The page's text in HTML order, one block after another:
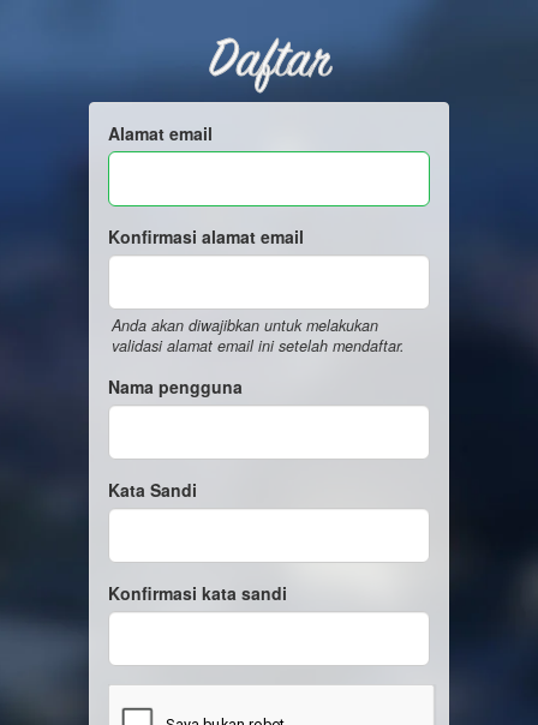
Daftar
Alamat email
Konfirmasi alamat email
Anda akan diwajibkan untuk melakukan
validasi alamat email ini setelah mendaftar.
Nama pengguna
Kata Sandi
Konfirmasi kata sandi